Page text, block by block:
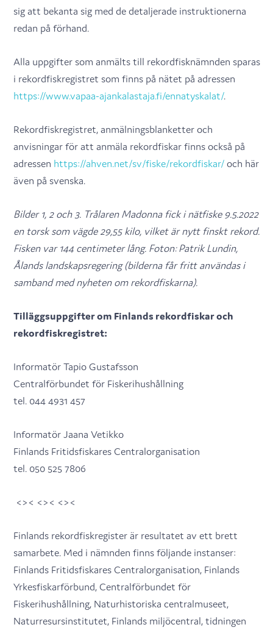
sig att bekanta sig med de detaljerade instruktionerna
redan på förhand.
Alla uppgifter som anmälts till rekordfisknämnden sparas
i rekordfiskregistret som finns på nätet på adressen
https://www.vapaa-ajankalastaja.fi/ennatyskalat/.
Rekordfiskregistret, anmälningsblanketter och
anvisningar för att anmäla rekordfiskar finns också på
adressen https://ahven.net/sv/fiske/rekordfiskar/och här
även på svenska.
Bilder 1, 2 och 3. Trålaren Madonna fick i nätfiske 9.5.2022
en torsk som vägde 29,55 kilo, vilket är nytt finskt rekord.
Fisken var 144 centimeter lång. Foton: Patrik Lundin,
Ålands landskapsregering (bilderna får fritt användas i
samband med nyheten om rekordfiskarna).
Tilläggsuppgifter om Finlands rekordfiskar och
rekordfiskregistret:
Informatör Tapio Gustafsson
Centralförbundet för Fiskerihushållning
tel. 044 4931 457
Informatör Jaana Vetikko
Finlands Fritidsfiskares Centralorganisation
tel. 050 525 7806
<>< <>< <><
Finlands rekordfiskregister är resultatet av ett brett
samarbete. Med i nämnden finns följande instanser:
Finlands Fritidsfiskares Centralorganisation, Finlands
Yrkesfiskarförbund, Centralförbundet för
Fiskerihushållning, Naturhistoriska centralmuseet,
Naturresursinstitutet, Finlands miljöcentral, tidningen